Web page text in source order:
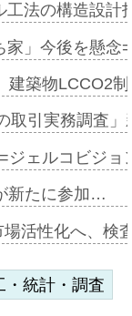
工法の構造設
家」今後を懸
建築物LCCO2
取引実務調査
ジェルコビジ
新たに参加…
活性化へ、検
・統計・調査